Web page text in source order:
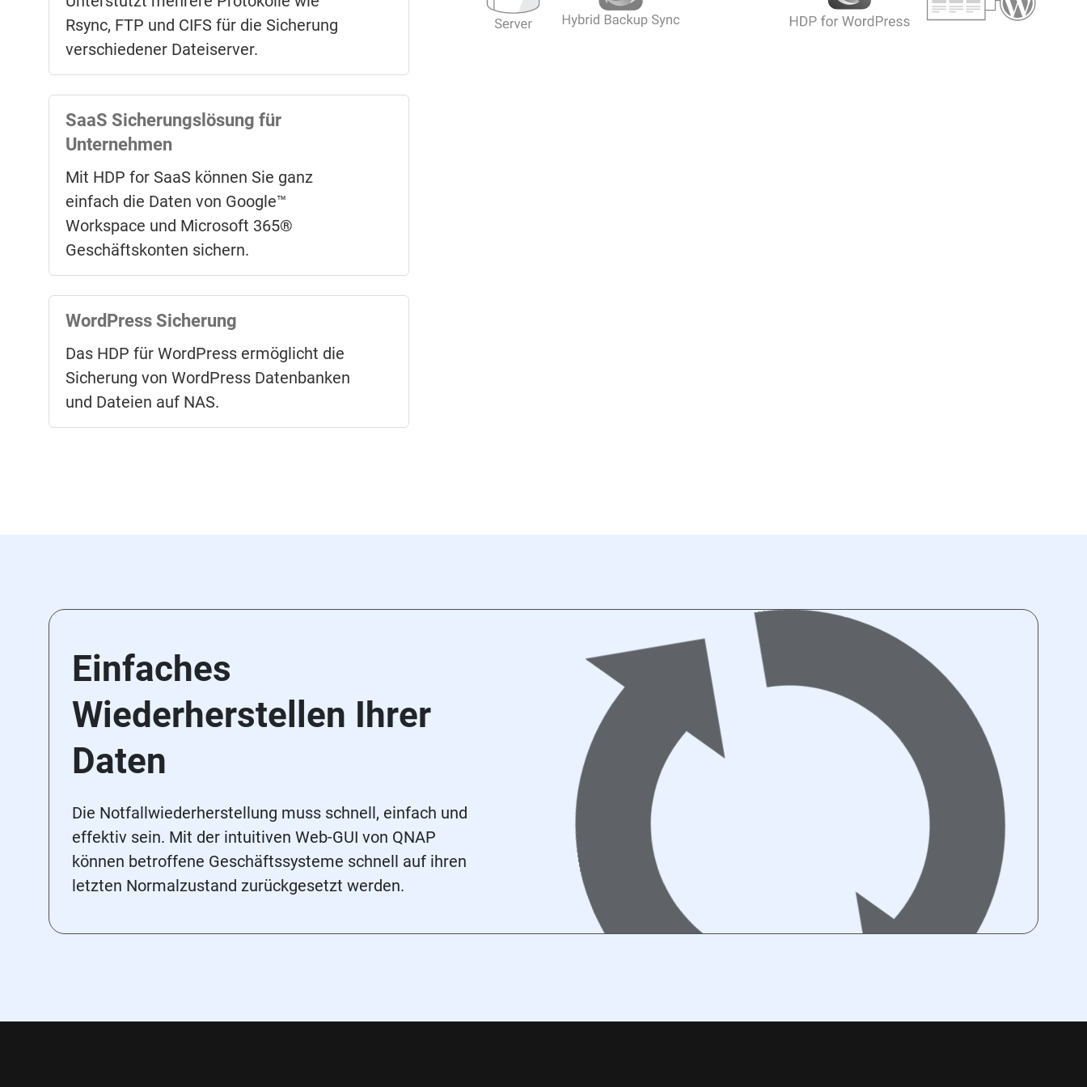
Rsync, FTP und CIFS für die Sicherung
verschiedener Dateiserver.
SaaS Sicherungslösung für
Unternehmen
Mit HDP for SaaS können Sie ganz
einfach die Daten von Google™
Workspace und Microsoft 365®
Geschäftskonten sichern.
WordPress Sicherung
Das HDP für WordPress ermöglicht die
Sicherung von WordPress Datenbanken
und Dateien auf NAS.
Cloud Storage Gateway
VJBOD Cloudconnects cloud object
storage (Bucket) and back up data from
NAS to the cloud.
Back up NAS snapshots
Use Snapshot Replica to back up
snapshotsto another NAS and recover
when needed.
Einfaches
Wiederherstellen Ihrer
Daten
Die Notfallwiederherstellung muss schnell, einfach und
effektiv sein. Mit der intuitiven Web-GUI von QNAP
können betroffene Geschäftssysteme schnell auf ihren
letzten Normalzustand zurückgesetzt werden.